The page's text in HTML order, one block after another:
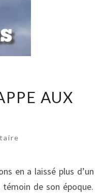
AUX
en a laissé plus d’un
témoin de son époque.